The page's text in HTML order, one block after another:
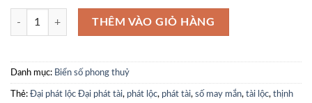
51K96388 số lượng
THÊM VÀO GIỎ HÀNG
Danh mục: Biển số phong thuỷ
Thẻ: Đại phát lộc Đại phát tài, phát lộc, phát tài, số may mắn, tài lộc, thịnh